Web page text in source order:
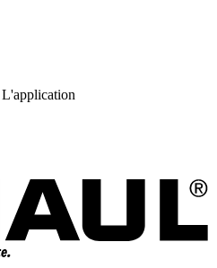
L'application